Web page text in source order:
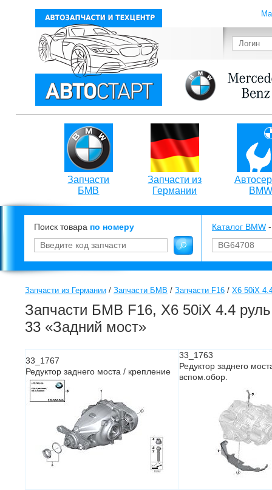
Запчасти
БМВ
Запчасти из
Германии
Поиск товара по номеру Каталог BMW
Запчасти из Германии / Запчасти БМВ / Запчасти F16 / X6 50iX
Запчасти БМВ F16, X6 50iX 4.4
33 «Задний мост»
33_1767
Редуктор заднего моста / крепление
33_1763
Редуктор заднего
вспом.обор.